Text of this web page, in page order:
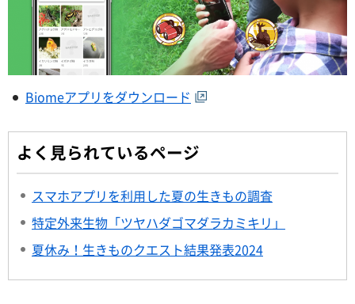
Biomeアプリをダウンロード
よく見られているページ
スマホアプリを利用した夏の生きもの調査
特定外来生物「ツヤハダゴマダラカミキリ」
夏休み！生きものクエスト結果発表2024